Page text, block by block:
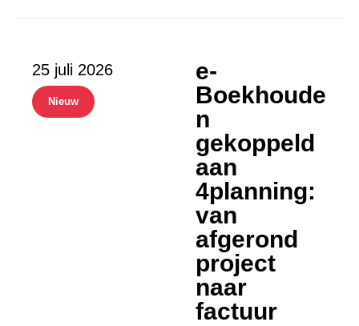
25 juli 2026
Nieuw
e-
Boekhoude
n
gekoppeld
aan
4planning:
van
afgerond
project
naar
factuur